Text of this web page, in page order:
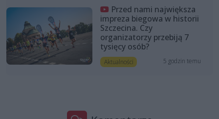
Przed nami największa
impreza biegowa w historii
Szczecina. Czy
organizatorzy przebiją 7
tysięcy osób?
Aktualności 5 godzin temu